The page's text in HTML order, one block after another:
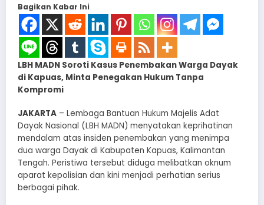
Bagikan Kabar Ini
LBH MADN Soroti Kasus Penembakan Warga Dayak
di Kapuas, Minta Penegakan Hukum Tanpa
Kompromi
JAKARTA – Lembaga Bantuan Hukum Majelis Adat
Dayak Nasional (LBH MADN) menyatakan keprihatinan
mendalam atas insiden penembakan yang menimpa
dua warga Dayak di Kabupaten Kapuas, Kalimantan
Tengah. Peristiwa tersebut diduga melibatkan oknum
aparat kepolisian dan kini menjadi perhatian serius
berbagai pihak.